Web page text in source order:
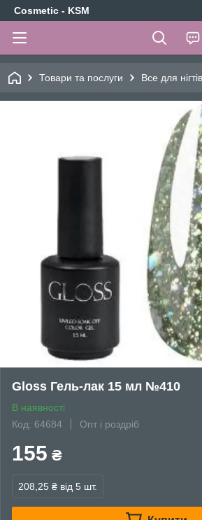
Cosmetic - KSM
Товари та послуги Все для нігтів
Gloss Гель-лак 15 мл №410
В наявності
Код: 64684
Опт і роздріб
155 ₴
208,25 ₴ від 5 шт.